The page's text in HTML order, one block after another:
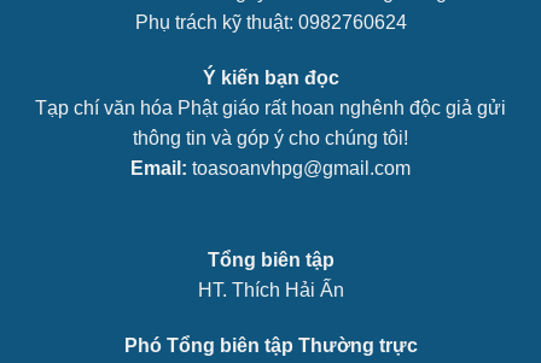
Phụ trách kỹ thuật: 0982760624
Ý kiến bạn đọc
Tạp chí văn hóa Phật giáo rất hoan nghênh độc giả gửi
thông tin và góp ý cho chúng tôi!
Email: toasoanvhpg@gmail.com
Tổng biên tập
HT. Thích Hải Ấn
Phó Tổng biên tập Thường trực